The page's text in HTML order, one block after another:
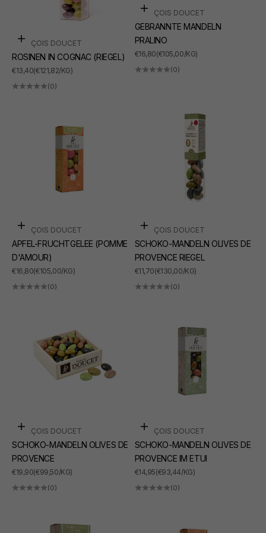
In den Warenkorb
FRANÇOIS DOUCET
ROSINEN IN COGNAC (RIEGEL)
ANGEBOT
€13,40(€121,82/KG)
(0)
In den Warenkorb
FRANÇOIS DOUCET
GEBRANNTE MANDELN
PRALINO
ANGEBOT
€16,80(€105,00/KG)
(0)
In den Warenkorb
FRANÇOIS DOUCET
APFEL-FRUCHTGELEE (POMME
D'AMOUR)
ANGEBOT
€16,80(€105,00/KG)
(0)
In den Warenkorb
FRANÇOIS DOUCET
SCHOKO-MANDELN OLIVES DE
PROVENCE RIEGEL
ANGEBOT
€11,70(€130,00/KG)
(0)
In den Warenkorb
FRANÇOIS DOUCET
SCHOKO-MANDELN OLIVES DE
PROVENCE
ANGEBOT
€19,90(€99,50/KG)
(0)
In den Warenkorb
FRANÇOIS DOUCET
SCHOKO-MANDELN OLIVES DE
PROVENCE IM ETUI
ANGEBOT
€14,95(€93,44/KG)
(0)